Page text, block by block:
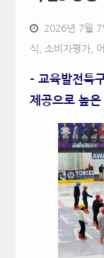
2026년 7월 7
식 소비자평가,
– 교육발전특
제공으로 높은